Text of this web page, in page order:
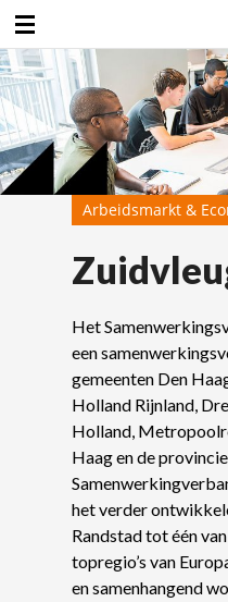
Arbeidsmarkt &
Het
een
gemeenten Den
Holland Rijnland,
Holland,
Haag en de
het verder
Randstad tot één
topregio’s van
en samenhangend